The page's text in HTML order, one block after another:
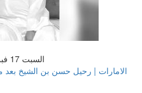
السبت 17 فبراير 2024 07:56 صباحاً
الامارات | رحيل حسن بن الشيخ